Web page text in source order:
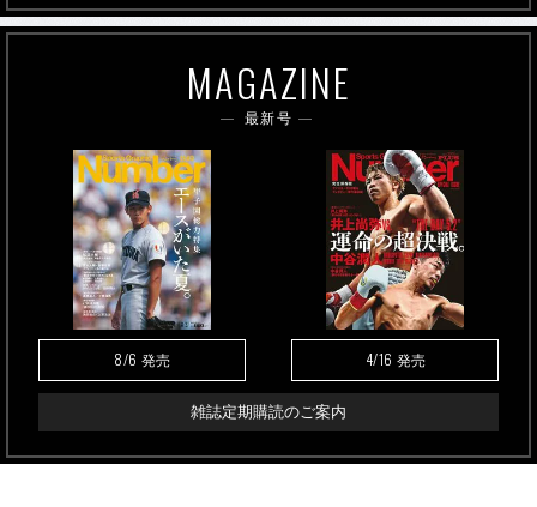
MAGAZINE
最新号
8/6 発売 4/16 発売
雑誌定期購読のご案内